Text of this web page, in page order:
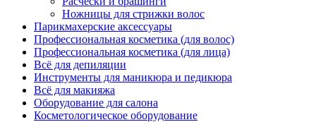
Ножницы для стрижки волос
Парикмахерские аксессуары
Профессиональная косметика (для волос)
Профессиональная косметика (для лица)
Всё для депиляции
Инструменты для маникюра и педикюра
Всё для макияжа
Оборудование для салона
Косметологическое оборудование